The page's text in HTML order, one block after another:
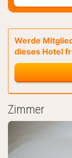
Werde
dieses Hotel
Zimmer